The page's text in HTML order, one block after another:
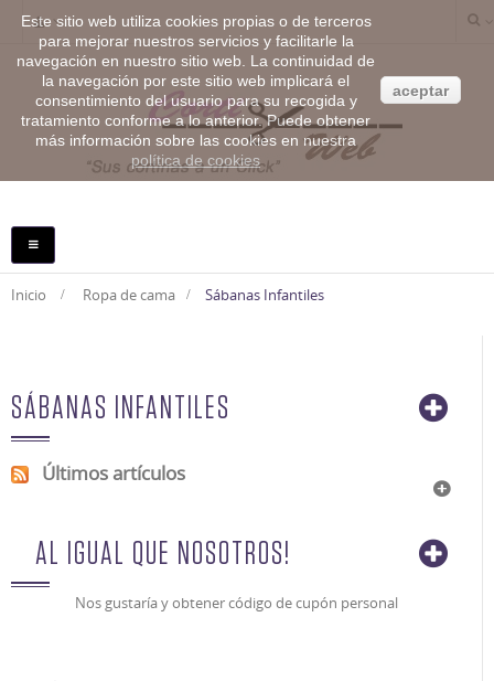
NAVEGACIÓN
TOGGLE
Inicio > Ropa de cama > Sábanas Infantiles
SÁBANAS INFANTILES
Últimos artículos
AL IGUAL QUE NOSOTROS!
Nos gustaría y obtener código de cupón personal
Este sitio web utiliza cookies propias o de terceros
para mejorar nuestros servicios y facilitarle la
navegación en nuestro sitio web. La continuidad de
la navegación por este sitio web implicará el
consentimiento del usuario para su recogida y
tratamiento conforme a lo anterior. Puede obtener
más información sobre las cookies en nuestra
política de cookies
aceptar